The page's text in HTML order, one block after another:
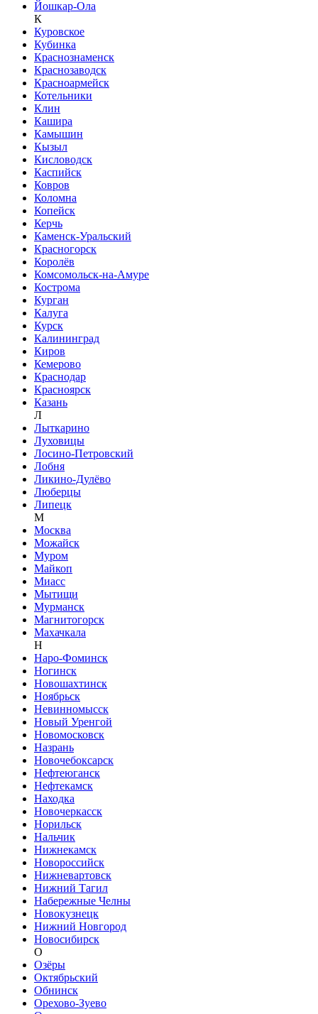
Йошкар-Ола
К
Куровское
Кубинка
Краснознаменск
Краснозаводск
Красноармейск
Котельники
Клин
Кашира
Камышин
Кызыл
Кисловодск
Каспийск
Ковров
Коломна
Копейск
Керчь
Каменск-Уральский
Красногорск
Королёв
Комсомольск-на-Амуре
Кострома
Курган
Калуга
Курск
Калининград
Киров
Кемерово
Краснодар
Красноярск
Казань
Л
Лыткарино
Луховицы
Лосино-Петровский
Лобня
Ликино-Дулёво
Люберцы
Липецк
М
Москва
Можайск
Муром
Майкоп
Миасс
Мытищи
Мурманск
Магнитогорск
Махачкала
Н
Наро-Фоминск
Ногинск
Новошахтинск
Ноябрьск
Невинномысск
Новый Уренгой
Новомосковск
Назрань
Новочебоксарск
Нефтеюганск
Нефтекамск
Находка
Новочеркасск
Норильск
Нальчик
Нижнекамск
Новороссийск
Нижневартовск
Нижний Тагил
Набережные Челны
Новокузнецк
Нижний Новгород
Новосибирск
О
Озёры
Октябрьский
Обнинск
Орехово-Зуево